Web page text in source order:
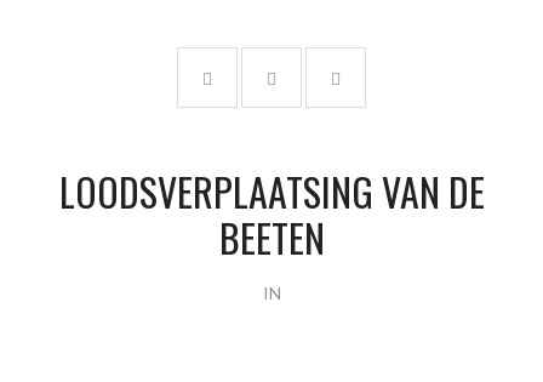
LOODSVERPLAATSING VAN DE
BEETEN
IN